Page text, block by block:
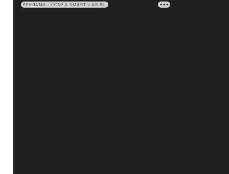
РЕКЛАМА • CONFA.SMART-LAB.RU